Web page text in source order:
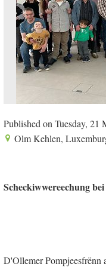
Published on Tuesday, 21
Olm Kehlen,
Scheckiwwereechung
D'Ollemer Pompjeesfrënn